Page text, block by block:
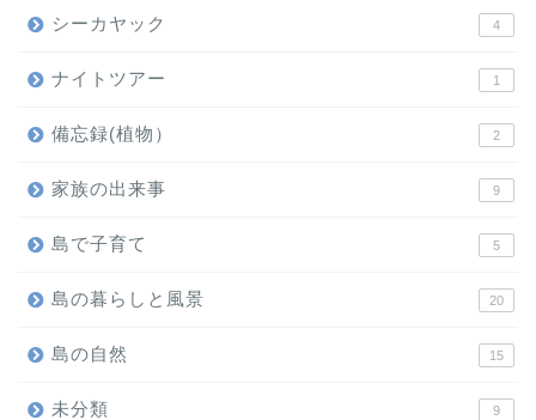
シーカヤック 4
ナイトツアー 1
備忘録(植物） 2
家族の出来事 9
島で子育て 5
島の暮らしと風景 20
島の自然 15
未分類 9